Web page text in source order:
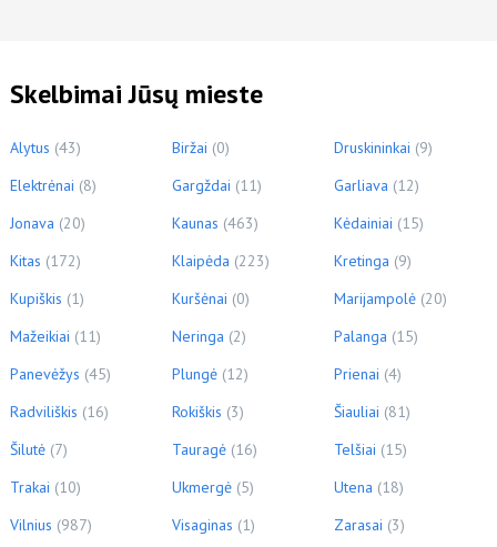
Skelbimai Jūsų mieste
Alytus (43) Biržai (0) Druskininkai (9)
Elektrėnai (8) Gargždai (11) Garliava (12)
Jonava (20) Kaunas (463) Kėdainiai (15)
Kitas (172) Klaipėda (223) Kretinga (9)
Kupiškis (1) Kuršėnai (0) Marijampolė (20)
Mažeikiai (11) Neringa (2) Palanga (15)
Panevėžys (45) Plungė (12) Prienai (4)
Radviliškis (16) Rokiškis (3) Šiauliai (81)
Šilutė (7) Tauragė (16) Telšiai (15)
Trakai (10) Ukmergė (5) Utena (18)
Vilnius (987) Visaginas (1) Zarasai (3)